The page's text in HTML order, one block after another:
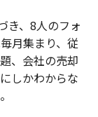
き、8人のフォ
月集まり、従
、会社の売却
しかわからな